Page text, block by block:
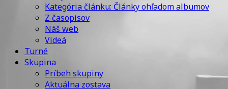
Kategória článku: Články ohľadom albumov
Z časopisov
Náš web
Videá
Turné
Skupina
Príbeh skupiny
Aktuálna zostava